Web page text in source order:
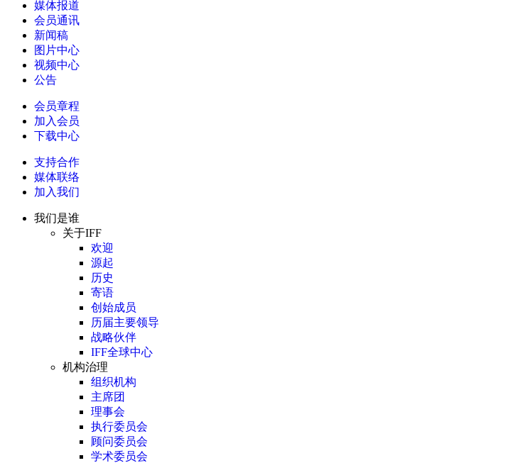
媒体报道
会员通讯
新闻稿
图片中心
视频中心
公告
会员章程
加入会员
下载中心
支持合作
媒体联络
加入我们
我们是谁
关于IFF
欢迎
源起
历史
寄语
创始成员
历届主要领导
战略伙伴
IFF全球中心
机构治理
组织机构
主席团
理事会
执行委员会
顾问委员会
学术委员会